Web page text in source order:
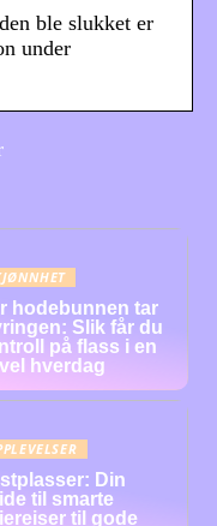
ble slukket er
under
hodebunnen tar
Slik får du
på flass i en
hverdag
Din
til smarte
til gode